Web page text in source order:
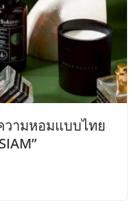
วามหอมแบบไทย